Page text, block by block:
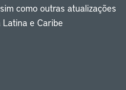
como outras atualizações
e Caribe